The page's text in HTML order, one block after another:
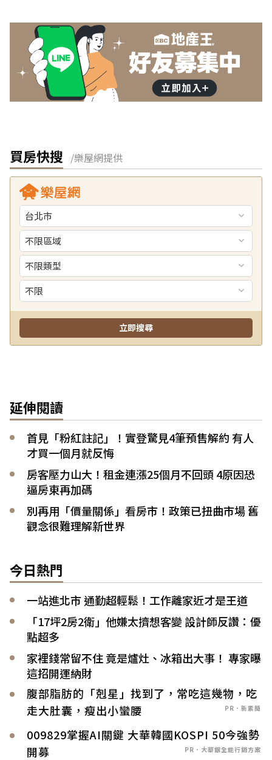
買房快搜 /樂屋網提供
延伸閱讀
首見「粉紅註記」！實登驚見4筆預售解約 有人
才買一個月就反悔
房客壓力山大！租金連漲25個月不回頭 4原因恐
逼房東再加碼
別再用「價量關係」看房市！政策已扭曲市場 舊
觀念很難理解新世界
今日熱門
一站進北市 通勤超輕鬆！工作離家近才是王道
「17坪2房2衛」他嫌太擠想客變 設計師反讚：優
點超多
家裡錢常留不住 竟是爐灶、冰箱出大事！ 專家曝
這招開運納財
腹部脂肪的「剋星」找到了，常吃這幾物，吃
走大肚囊，瘦出小蠻腰
PR．新素簡
009829掌握AI關鍵 大華韓國KOSPI 50今強勢
開募
PR．大華銀全能行銷方案